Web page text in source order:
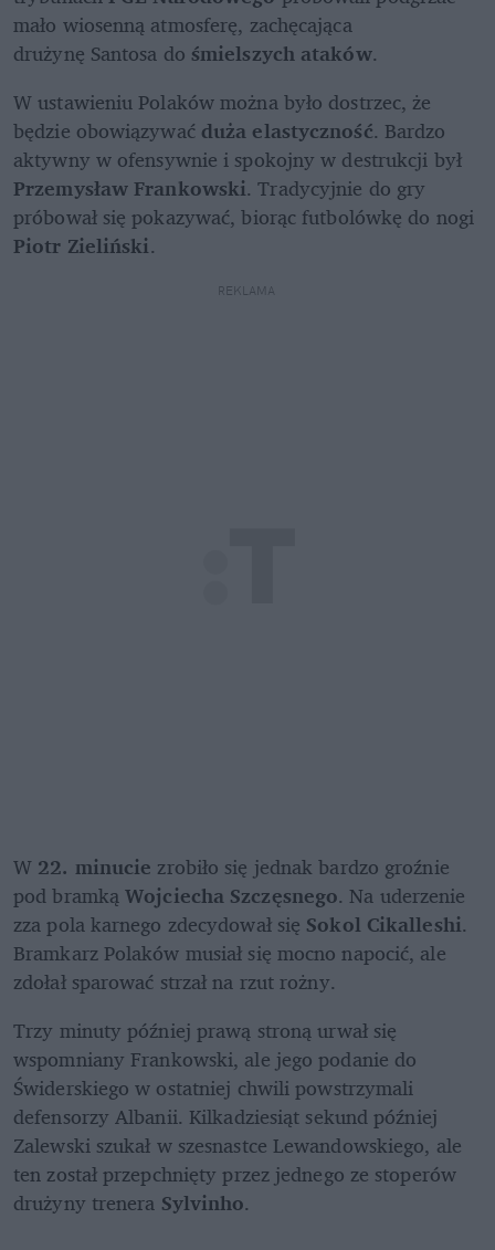
mało wiosenną atmosferę, zachęcająca
drużynę Santosa do śmielszych ataków.
W ustawieniu Polaków można było dostrzec, że
będzie obowiązywać duża elastyczność. Bardzo
aktywny w ofensywnie i spokojny w destrukcji był
Przemysław Frankowski. Tradycyjnie do gry
próbował się pokazywać, biorąc futbolówkę do nogi
Piotr Zieliński.
REKLAMA
W 22. minucie zrobiło się jednak bardzo groźnie
pod bramką Wojciecha Szczęsnego. Na uderzenie
zza pola karnego zdecydował się Sokol Cikalleshi.
Bramkarz Polaków musiał się mocno napocić, ale
zdołał sparować strzał na rzut rożny.
Trzy minuty później prawą stroną urwał się
wspomniany Frankowski, ale jego podanie do
Świderskiego w ostatniej chwili powstrzymali
defensorzy Albanii. Kilkadziesiąt sekund później
Zalewski szukał w szesnastce Lewandowskiego, ale
ten został przepchnięty przez jednego ze stoperów
drużyny trenera Sylvinho.